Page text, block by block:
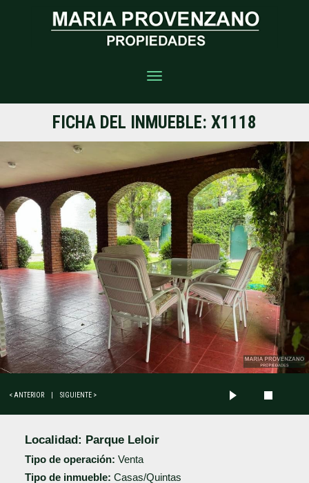
Toggle
FICHA DEL INMUEBLE: X1118
< ANTERIOR SIGUIENTE >
Localidad: Parque Leloir
Tipo de operación: Venta
Tipo de inmueble: Casas/Quintas